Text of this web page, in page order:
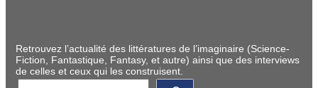
Retrouvez l’actualité des littératures de l’imaginaire (Science-
Fiction, Fantastique, Fantasy, et autre) ainsi que des interviews
de celles et ceux qui les construisent.
R